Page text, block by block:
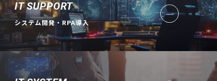
IT SUPPORT
システム開発・RPA導入